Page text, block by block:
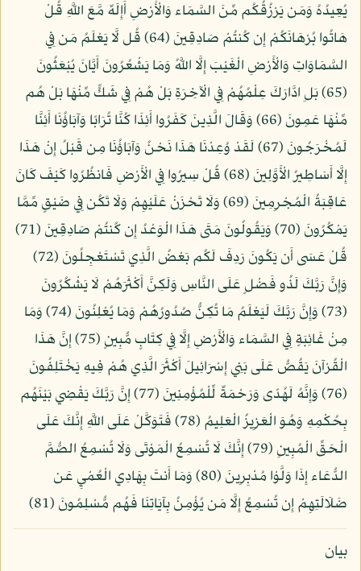
يُعِيدُهُ وَمَن يَرْزُقُكُم مِّنَ السَّمَاء وَالْأَرْضِ أَإِلَهٌ مَّعَ اللَّهِ قُلْ
هَاتُوا بُرْهَانَكُمْ إِن كُنتُمْ صَادِقِينَ (64) قُل لَّا يَعْلَمُ مَن فِي
السَّمَاوَاتِ وَالْأَرْضِ الْغَيْبَ إِلَّا اللَّهُ وَمَا يَشْعُرُونَ أَيَّانَ يُبْعَثُونَ
(65) بَلِ ادَّارَكَ عِلْمُهُمْ فِي الْآخِرَةِ بَلْ هُمْ فِي شَكٍّ مِّنْهَا بَلْ هُم
مِّنْهَا عَمِونَ (66) وَقَالَ الَّذِينَ كَفَرُوا أَئِذَا كُنَّا تُرَابًا وَآبَاؤُنَا أَئِنَّا
لَمُخْرَجُونَ (67) لَقَدْ وُعِدْنَا هَذَا نَحْنُ وَآبَاؤُنَا مِن قَبْلُ إِنْ هَذَا
إِلَّا أَسَاطِيرُ الْأَوَّلِينَ (68) قُلْ سِيرُوا فِي الْأَرْضِ فَانظُرُوا كَيْفَ كَانَ
عَاقِبَةُ الْمُجْرِمِينَ (69) وَلَا تَحْزَنْ عَلَيْهِمْ وَلَا تَكُن فِي ضَيْقٍ مِّمَّا
يَمْكُرُونَ (70) وَيَقُولُونَ مَتَى هَذَا الْوَعْدُ إِن كُنتُمْ صَادِقِينَ (71)
قُلْ عَسَى أَن يَكُونَ رَدِفَ لَكُم بَعْضُ الَّذِي تَسْتَعْجِلُونَ (72)
وَإِنَّ رَبَّكَ لَذُو فَضْلٍ عَلَى النَّاسِ وَلَكِنَّ أَكْثَرَهُمْ لَا يَشْكُرُونَ
(73) وَإِنَّ رَبَّكَ لَيَعْلَمُ مَا تُكِنُّ صُدُورُهُمْ وَمَا يُعْلِنُونَ (74) وَمَا
مِنْ غَائِبَةٍ فِي السَّمَاء وَالْأَرْضِ إِلَّا فِي كِتَابٍ مُّبِينٍ (75) إِنَّ هَذَا
الْقُرْآنَ يَقُصُّ عَلَى بَنِي إِسْرَائِيلَ أَكْثَرَ الَّذِي هُمْ فِيهِ يَخْتَلِفُونَ
(76) وَإِنَّهُ لَهُدًى وَرَحْمَةٌ لِّلْمُؤْمِنِينَ (77) إِنَّ رَبَّكَ يَقْضِي بَيْنَهُم
بِحُكْمِهِ وَهُوَ الْعَزِيزُ الْعَلِيمُ (78) فَتَوَكَّلْ عَلَى اللَّهِ إِنَّكَ عَلَى
الْحَقِّ الْمُبِينِ (79) إِنَّكَ لَا تُسْمِعُ الْمَوْتَى وَلَا تُسْمِعُ الصُّمَّ
الدُّعَاء إِذَا وَلَّوْا مُدْبِرِينَ (80) وَمَا أَنتَ بِهَادِي الْعُمْيِ عَن
ضَلَالَتِهِمْ إِن تُسْمِعُ إِلَّا مَن يُؤْمِنُ بِآيَاتِنَا فَهُم مُّسْلِمُونَ (81)
بيان